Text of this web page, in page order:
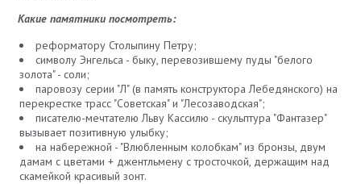
Какие памятники посмотреть:
реформатору Столыпину Петру;
символу Энгельса - быку, перевозившему пуды "белого
золота" - соли;
паровозу серии "Л" (в память конструктора Лебедянского) на
перекрестке трасс "Советская" и "Лесозаводская";
писателю-мечтателю Льву Кассилю - скульптура "Фантазер"
вызывает позитивную улыбку;
на набережной - "Влюбленным колобкам" из бронзы, двум
дамам с цветами + джентльмену с тросточкой, держащим над
скамейкой красивый зонт.